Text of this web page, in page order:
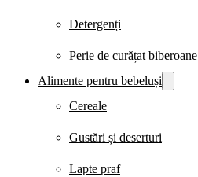
Detergenți
Perie de curățat biberoane
Alimente pentru bebeluși
Cereale
Gustări și deserturi
Lapte praf